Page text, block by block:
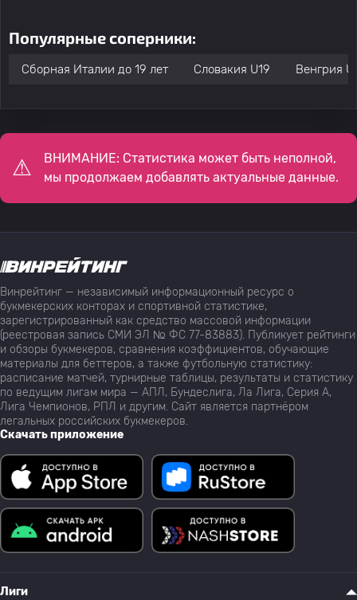
Популярные соперники:
Сборная Италии до 19 лет Словакия U19 Венгрия
ВНИМАНИЕ: Статистика может быть неполной,
мы продолжаем добавлять актуальные данные.
Винрейтинг — независимый информационный ресурс о
букмекерских конторах и спортивной статистике,
зарегистрированный как средство массовой информации
(реестровая запись СМИ ЭЛ № ФС 77-83883). Публикует рейтинги
и обзоры букмекеров, сравнения коэффициентов, обучающие
материалы для беттеров, а также футбольную статистику:
расписание матчей, турнирные таблицы, результаты и статистику
по ведущим лигам мира — АПЛ, Бундеслига, Ла Лига, Серия А,
Лига Чемпионов, РПЛ и другим. Сайт является партнёром
легальных российских букмекеров.
Скачать приложение
Лиги